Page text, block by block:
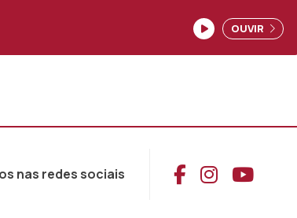
OUVIR
nas redes sociais Aceder ao
Aceder